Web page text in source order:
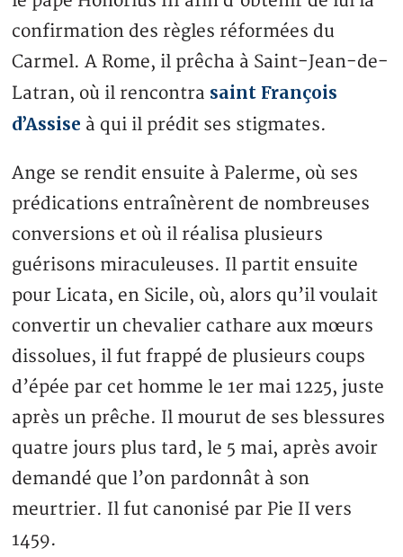
confirmation des règles réformées du
Carmel. A Rome, il prêcha à Saint-Jean-de-
Latran, où il rencontra saint François
d’Assise à qui il prédit ses stigmates.
Ange se rendit ensuite à Palerme, où ses
prédications entraînèrent de nombreuses
conversions et où il réalisa plusieurs
guérisons miraculeuses. Il partit ensuite
pour Licata, en Sicile, où, alors qu’il voulait
convertir un chevalier cathare aux mœurs
dissolues, il fut frappé de plusieurs coups
d’épée par cet homme le 1er mai 1225, juste
après un prêche. Il mourut de ses blessures
quatre jours plus tard, le 5 mai, après avoir
demandé que l’on pardonnât à son
meurtrier. Il fut canonisé par Pie II vers
1459.